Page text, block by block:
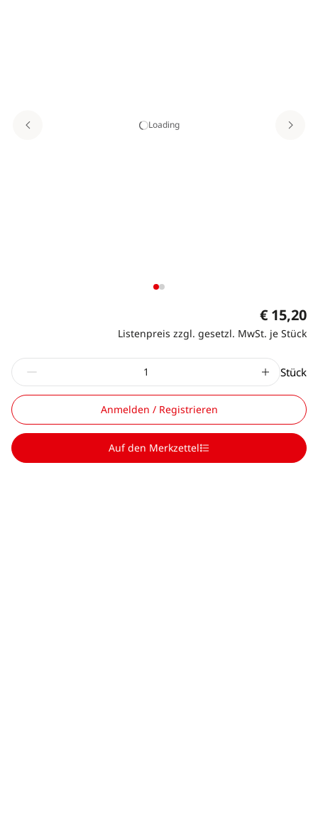
Loading
€ 15,20
Listenpreis zzgl. gesetzl. MwSt. je Stück
Stück
Anmelden / Registrieren
Auf den Merkzettel